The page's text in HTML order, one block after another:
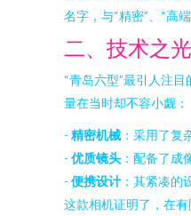
名字，与“精密”、“高
二、技术之
“青岛六型”最引人注
量在当时却不容小觑：
- 精密机械 ：采用了复
- 优质镜头 ：配备了成
- 便携设计 ：其紧凑的
这款相机证明了，在